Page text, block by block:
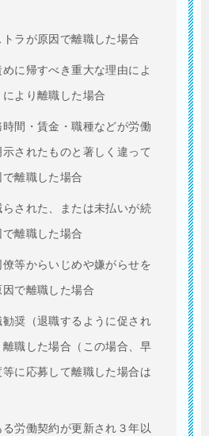
ラが原因で離職した場合
に帰すべき重大な理由によ
より離職した場合
間・賃金・職種などが労働
されたものと著しく違って
離職した場合
された、または未払いが続
離職した場合
等からいじめや嫌がらせを
で離職した場合
奨（退職するように促され
職した場合（この場合、早
に応募して離職した場合は
労働契約が更新され３年以